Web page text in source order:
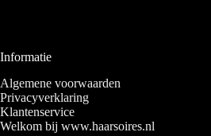
Informatie
Algemene voorwaarden
Privacyverklaring
Klantenservice
Welkom bij www.haarsoires.nl